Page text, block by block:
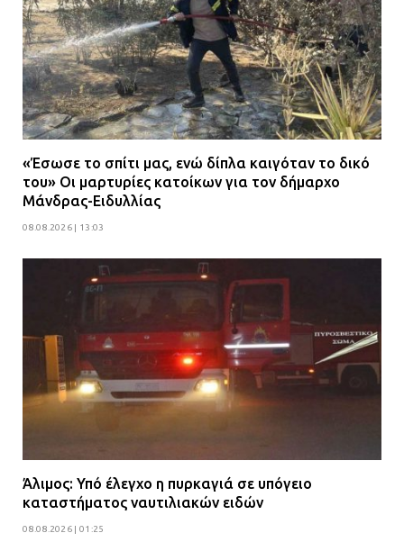
«Έσωσε το σπίτι μας, ενώ δίπλα καιγόταν το δικό
του» Οι μαρτυρίες κατοίκων για τον δήμαρχο
Μάνδρας-Ειδυλλίας
08.08.2026 | 13:03
Άλιμος: Υπό έλεγχο η πυρκαγιά σε υπόγειο
καταστήματος ναυτιλιακών ειδών
08.08.2026 | 01:25